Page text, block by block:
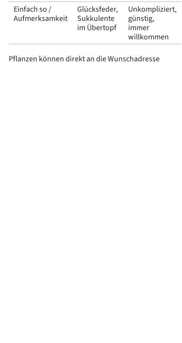
Einfach so /
Aufmerksamkeit
Glücksfeder,
Sukkulente
im Übertopf
Unkompliziert,
günstig,
immer
willkommen
Pflanzen können direkt an die Wunschadresse